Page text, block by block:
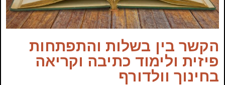
הקשר בין בשלות והתפתחות
פיזית ולימוד כתיבה וקריאה
בחינוך וולדורף